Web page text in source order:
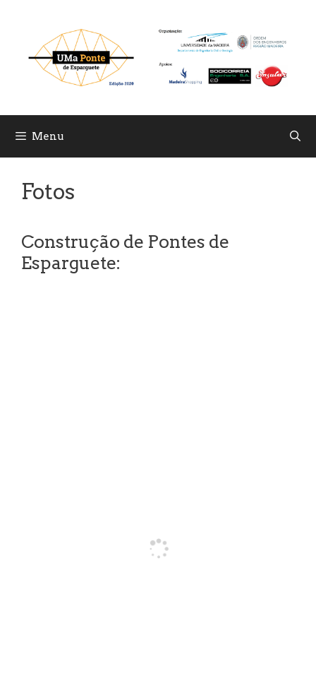
content
Menu
Fotos
Construção de Pontes de
Esparguete: